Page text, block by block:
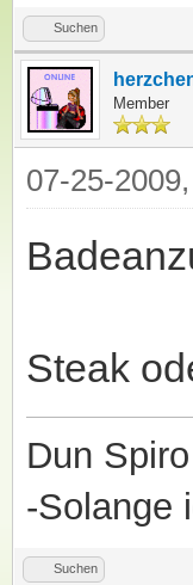
Suchen
Member
07-25-
Steak
Dun
-Solange
Suchen